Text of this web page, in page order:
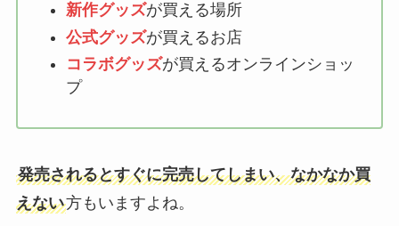
新作グッズが買える場所
公式グッズが買えるお店
コラボグッズが買えるオンラインショッ
プ
発売されるとすぐに完売してしまい、なかなか買
えない方もいますよね。